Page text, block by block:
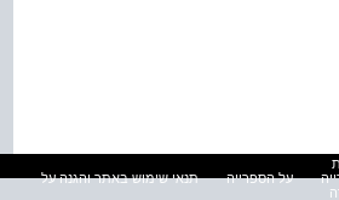
על הספרייה
תנאי שימוש באתר והגנה על